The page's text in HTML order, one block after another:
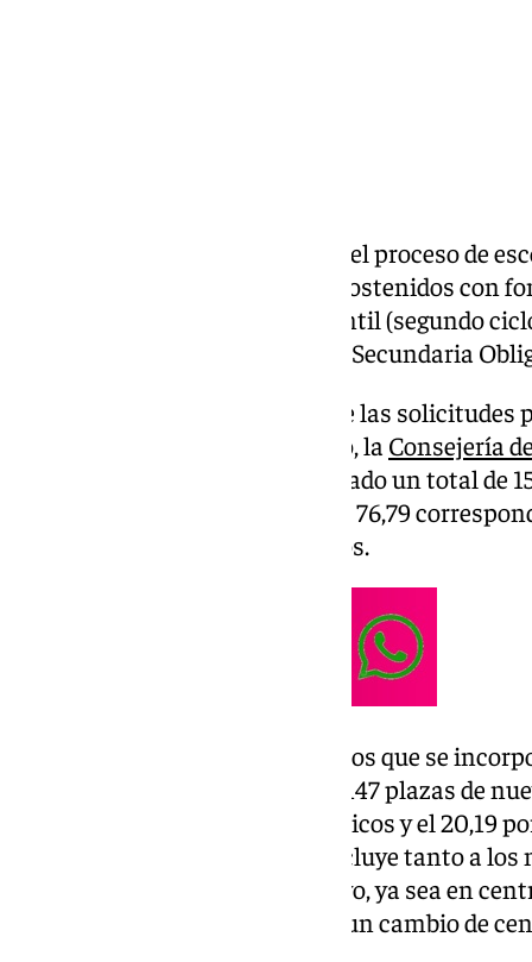
El sábado 1 de marzo comienza el proceso de
2025/2026, en los 438 centros sostenidos con
enseñanzas de Educación Infantil (segundo
Educación Especial, Educación Secundaria
El plazo para la presentación de las
de marzo. Para el próximo curso, la Consejería
ha ofertado un total de
fondos públicos, de las cuales el 76,79
por ciento a centros concertados.
En el caso del alumnado de 3 años que se
educativo, se han habilitado 11.147 plazas de
79,81 por ciento en centros públicos y el 20,19
El proceso de escolarización incluye tanto a
primera vez al sistema educativo, ya sea en
como al alumnado que solicite un cambio de